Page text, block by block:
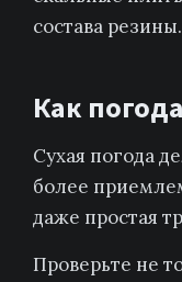
состава резины.
Как
Сухая погода
более
даже простая
Проверьте не